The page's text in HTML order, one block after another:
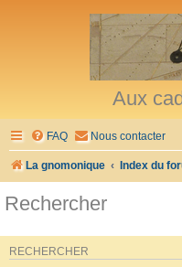
Aux
FAQ Nous contacter
La gnomonique Index du
Rechercher
RECHERCHER